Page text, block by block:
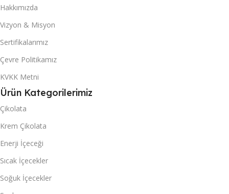
8466
KUTU & (POŞET) İÇI ADET
24
Hakkımızda
Vizyon & Misyon
Sertifikalarımız
Çevre Politikamız
KVKK Metni
Ürün Kategorilerimiz
Çikolata
Krem Çikolata
Enerji İçeceği
Sıcak İçecekler
Soğuk İçecekler